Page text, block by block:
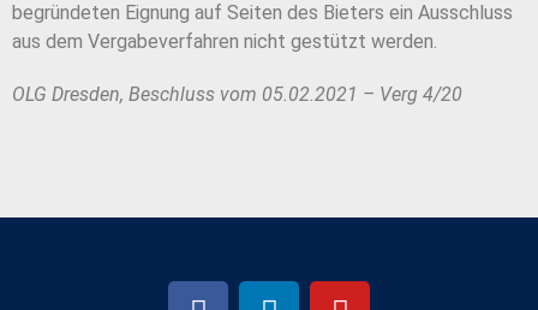
begründeten Eignung auf Seiten des Bieters ein Ausschluss
aus dem Vergabeverfahren nicht gestützt werden.
OLG Dresden, Beschluss vom 05.02.2021 – Verg 4/20